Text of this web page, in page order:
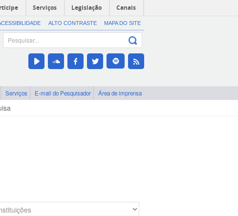
Serviços Legislação Canais
ALTO CONTRASTE MAPA DO SITE
Serviços E-mail do Pesquisador Área de imprensa